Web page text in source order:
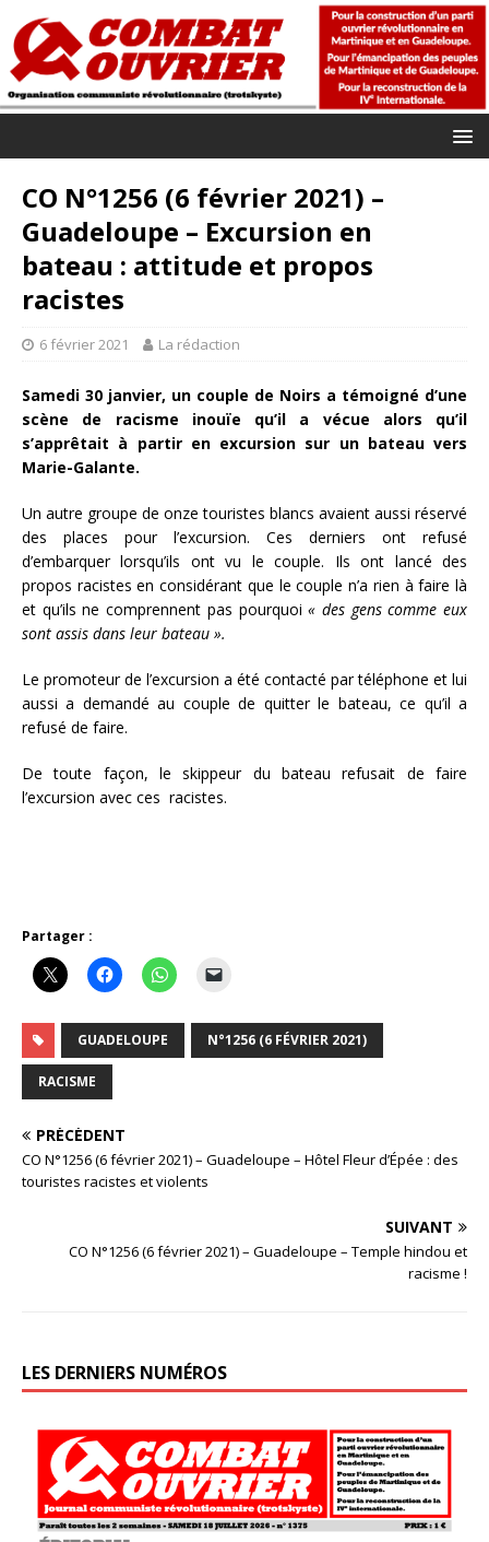
CO N°1256 (6 février 2021) –
Guadeloupe – Excursion en
bateau : attitude et propos
racistes
6 février 2021 La rédaction
Samedi 30 janvier, un couple de Noirs a témoigné d’une
scène de racisme inouïe qu’il a vécue alors qu’il
s’apprêtait à partir en excursion sur un bateau vers
Marie-Galante.
Un autre groupe de onze touristes blancs avaient aussi réservé
des places pour l’excursion. Ces derniers ont refusé
d’embarquer lorsqu’ils ont vu le couple. Ils ont lancé des
propos racistes en considérant que le couple n’a rien à faire là
et qu’ils ne comprennent pas pourquoi« des gens comme eux
sont assis dans leur bateau ».
Le promoteur de l’excursion a été contacté par téléphone et lui
aussi a demandé au couple de quitter le bateau, ce qu’il a
refusé de faire.
De toute façon, le skippeur du bateau refusait de faire
l’excursion avec ces racistes.
Partager :
GUADELOUPE N°1256 (6 FÉVRIER 2021)
RACISME
PRÉCÉDENT
CO N°1256 (6 février 2021) – Guadeloupe – Hôtel Fleur d’Épée : des
touristes racistes et violents
SUIVANT
CO N°1256 (6 février 2021) – Guadeloupe – Temple hindou et
racisme !
LES DERNIERS NUMÉROS